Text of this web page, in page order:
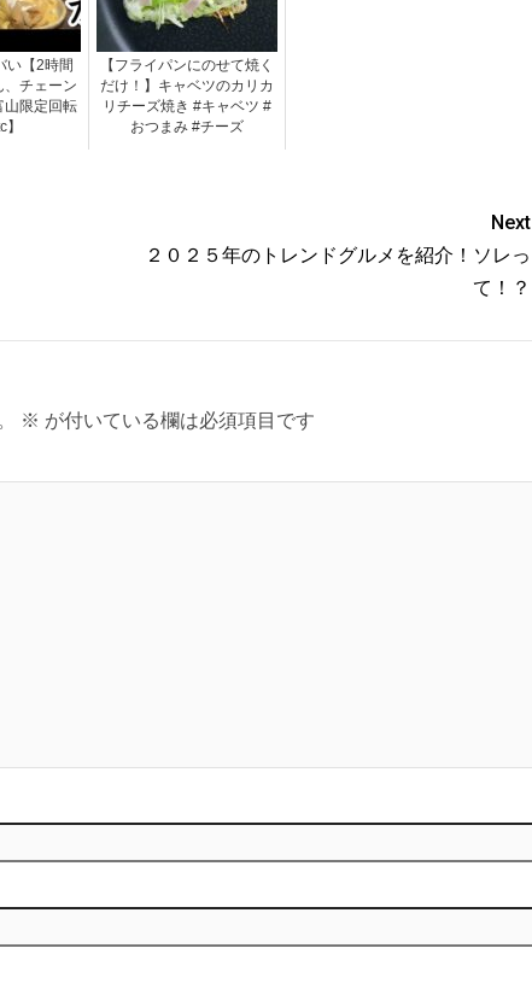
い【2時間
、チェーン
山限定回転
【フライパンにのせて焼く
だけ！】キャベツのカリカ
リチーズ焼き #キャベツ #
おつまみ #チーズ
Next
２０２５年のトレンドグルメを紹介！ソレっ
て！？
※ が付いている欄は必須項目です